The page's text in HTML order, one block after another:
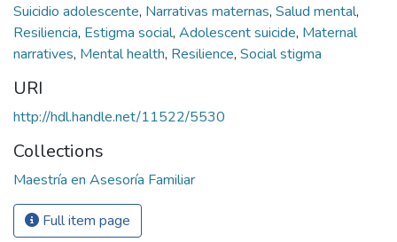
Suicidio adolescente, Narrativas maternas, Salud mental,
Resiliencia, Estigma social, Adolescent suicide, Maternal
narratives, Mental health, Resilience, Social stigma
URI
http://hdl.handle.net/11522/5530
Collections
Maestría en Asesoría Familiar
Full item page